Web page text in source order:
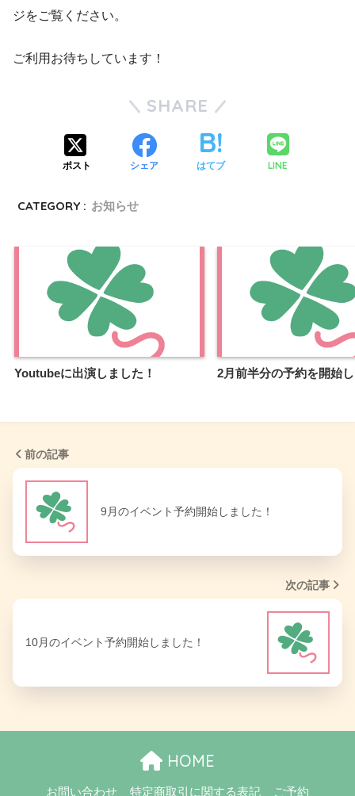
ジをご覧ください。
ご利用お待ちしています！
SHARE
ポスト シェア はてブ LINE
CATEGORY : お知らせ
Youtubeに出演しました！ 2月前半分の予約を開始
前の記事
9月のイベント予約開始しました！
次の記事
10月のイベント予約開始しました！
HOME
お問い合わせ 特定商取引に関する表記 ご予約